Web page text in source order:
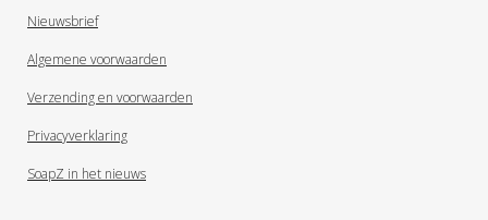
Nieuwsbrief
Algemene voorwaarden
Verzending en voorwaarden
Privacyverklaring
SoapZ in het nieuws